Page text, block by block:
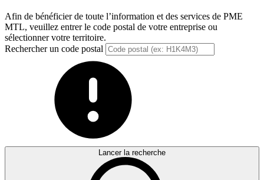
Afin de bénéficier de toute l’information et des services de PME
MTL, veuillez entrer le code postal de votre entreprise ou
sélectionner votre territoire.
Rechercher un code postal
Lancer la recherche